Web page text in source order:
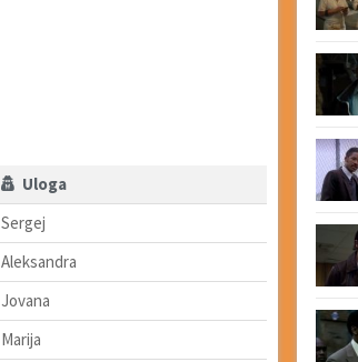
Uloga
Sergej
Aleksandra
Jovana
Marija